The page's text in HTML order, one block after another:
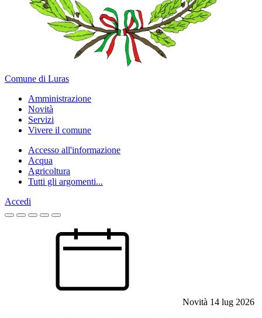
Comune di Luras
Amministrazione
Novità
Servizi
Vivere il comune
Accesso all'informazione
Acqua
Agricoltura
Tutti gli argomenti...
Accedi
Homepage
Novità 14 lug 2026